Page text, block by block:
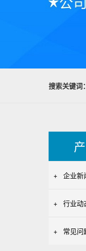
搜索关键词：
+ 企业新
+ 行业动
+ 常见问